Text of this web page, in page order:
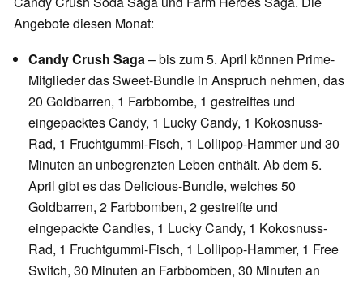
Angebote diesen Monat:
Candy Crush Saga– bis zum 5. April können Prime-
Mitglieder das Sweet-Bundle in Anspruch nehmen, das
20 Goldbarren, 1 Farbbombe, 1 gestreiftes und
eingepacktes Candy, 1 Lucky Candy, 1 Kokosnuss-
Rad, 1 Fruchtgummi-Fisch, 1 Lollipop-Hammer und 30
Minuten an unbegrenzten Leben enthält. Ab dem 5.
April gibt es das Delicious-Bundle, welches 50
Goldbarren, 2 Farbbomben, 2 gestreifte und
eingepackte Candies, 1 Lucky Candy, 1 Kokosnuss-
Rad, 1 Fruchtgummi-Fisch, 1 Lollipop-Hammer, 1 Free
Switch, 30 Minuten an Farbbomben, 30 Minuten an